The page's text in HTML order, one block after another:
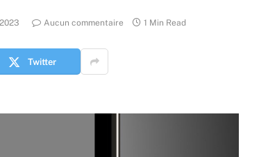
Aucun commentaire 1 Min Read
Twitter